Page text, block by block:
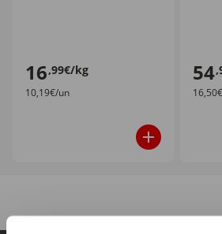
16,99€/kg
10,19€/un
54